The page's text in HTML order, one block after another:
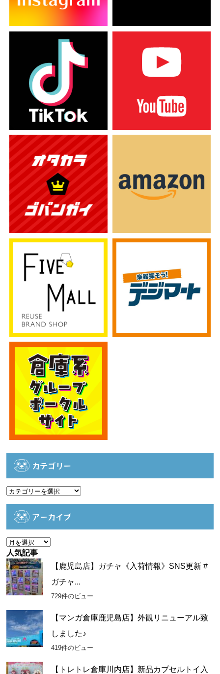
カテゴリー
カ
アーカイブ
ア
ー
カ
イ
ブ
人気記事
【鹿児島店】ガチャ《入荷情報》SNS更新 #
ガチャ...
729件のビュー
【マンガ倉庫鹿児島店】外観リニューアル致
しました♪
419件のビュー
【トレトレ倉庫川内店】新品カプセルトイ入